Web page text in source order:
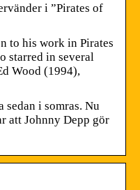
i ”Pirates of
to his work in Pirates
starred in several
Wood (1994),
sedan i somras. Nu
att Johnny Depp gör